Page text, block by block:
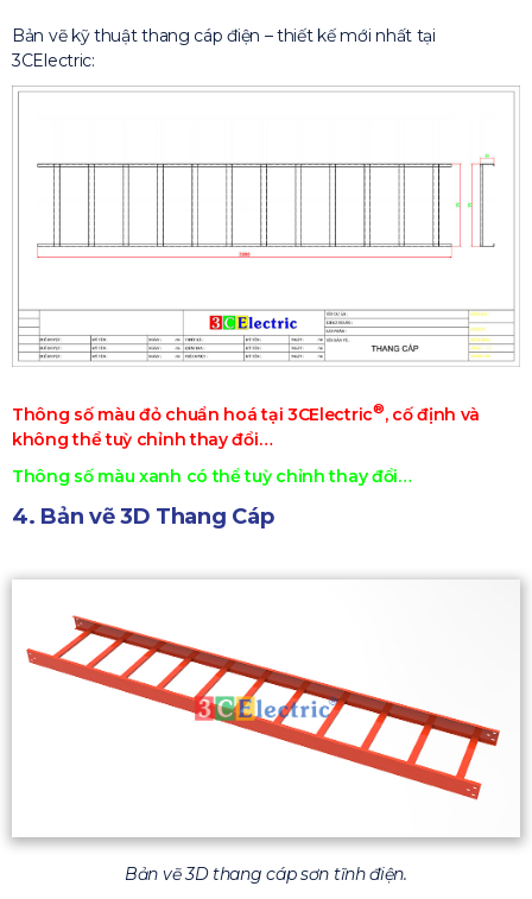
Bản vẽ kỹ thuật thang cáp điện – thiết kế mới nhất tại
3CElectric:
Thông số màu đỏ chuẩn hoá tại 3CElectric®, cố định và
không thể tuỳ chỉnh thay đổi…
Thông số màu xanh có thể tuỳ chỉnh thay đổi…
4. Bản vẽ 3D Thang Cáp
Bản vẽ 3D thang cáp sơn tĩnh điện.